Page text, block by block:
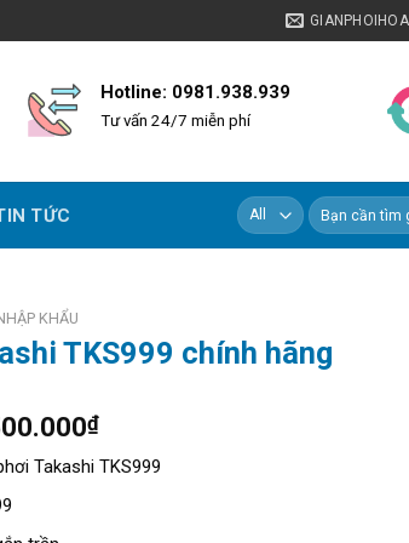
Hotline: 0981.938.939
Tư vấn 24/7 miễn phí
TỨC
Tìm
kiếm:
KHẨU
TKS999 chính hãng
₫Giá
hiện
tại
Takashi TKS999